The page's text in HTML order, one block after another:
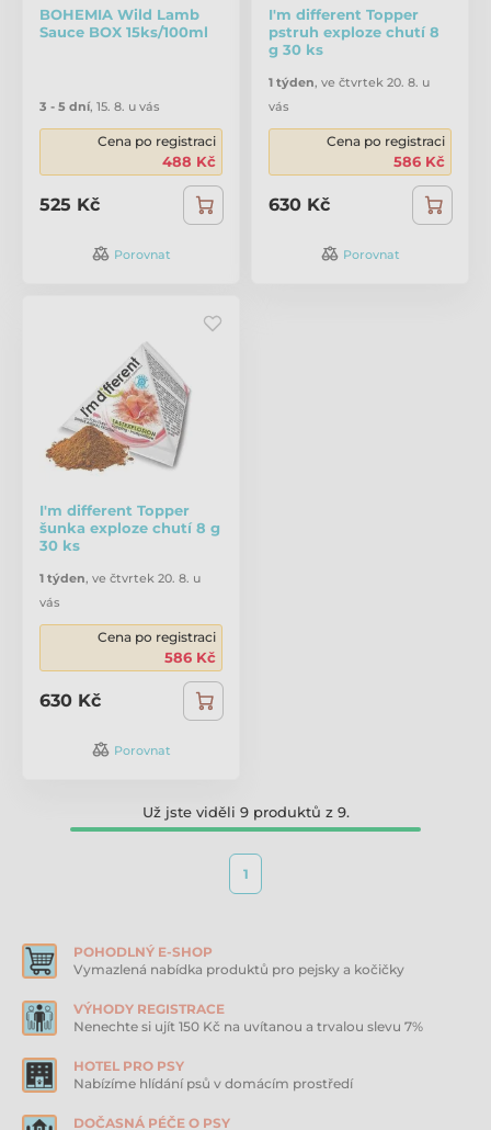
BOHEMIA Wild Lamb
Sauce BOX 15ks/100ml
3 - 5 dní, 15. 8. u vás
Cena po registraci
488 Kč
525 Kč
Porovnat
I'm different Topper
pstruh exploze chutí 8
g 30 ks
1 týden, ve čtvrtek 20. 8. u
vás
Cena po registraci
586 Kč
630 Kč
Porovnat
I'm different Topper
šunka exploze chutí 8 g
30 ks
1 týden, ve čtvrtek 20. 8. u
vás
Cena po registraci
586 Kč
630 Kč
Porovnat
Už jste viděli 9 produktů z 9.
1
POHODLNÝ E-SHOP
Vymazlená nabídka produktů pro pejsky a kočičky
VÝHODY REGISTRACE
Nenechte si ujít 150 Kč na uvítanou a trvalou slevu 7%
HOTEL PRO PSY
Nabízíme hlídání psů v domácím prostředí
DOČASNÁ PÉČE O PSY